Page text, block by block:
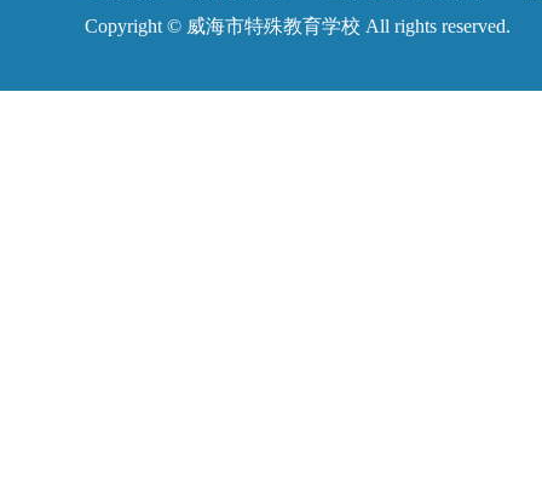
Copyright © 威海市特殊教育学校 All rights